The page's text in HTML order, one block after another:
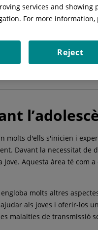
Especialitat:
molts d'ells s'inicien i
Davant la necessitat de
Aquesta àrea té
molts altres
als joves i oferir-los
malalties de transmissió
services and
For more information,
Reject